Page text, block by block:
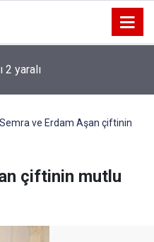
yaralı
Semra ve Erdam Aşan çiftinin
çiftinin mutlu